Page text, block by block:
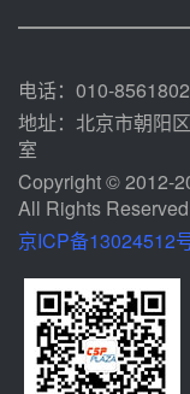
电话：010-
地址：北京市朝阳
室
Copyright © 2012-
All Rights
京ICP备13024512